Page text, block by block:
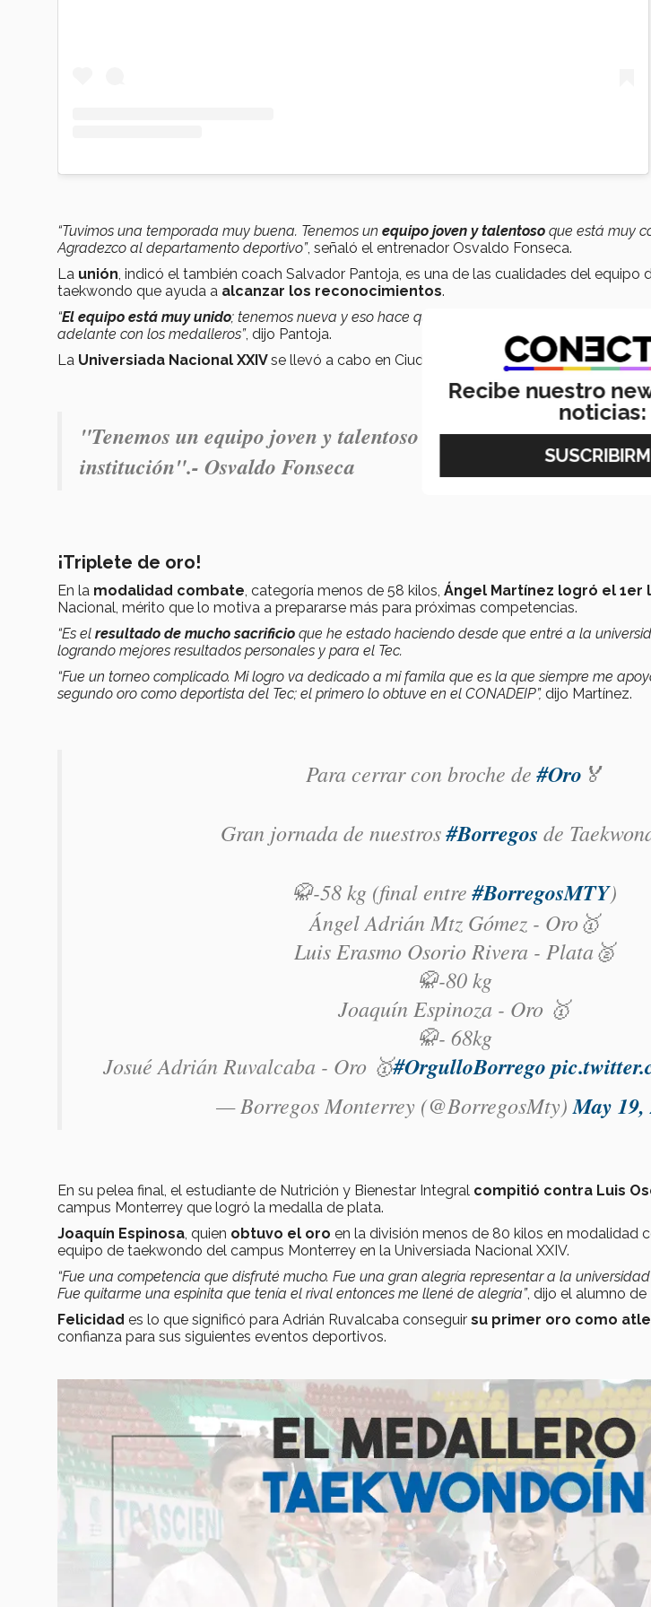
“Tuvimos una temporada muy buena. Tenemos un equipo joven y talentoso que está muy
Agradezco al departamento deportivo”, señaló el entrenador Osvaldo Fonseca.
La unión , indicó el también coach Salvador Pantoja, es una de las cualidades del equipo
taekwondo que ayuda a alcanzar los reconocimientos.
“El equipo está muy unido; tenemos nueva y eso hace que el equipo se sienta un poquito
adelante con los medalleros”, dijo Pantoja.
La Universiada Nacional XXIVse llevó a cabo en Ciudad Juárez, Chihuahua, del 12 de
"Tenemos un equipo joven y talentoso que está muy
institución".- Osvaldo Fonseca
¡Triplete de oro!
En la modalidad combate , categoría menos de 58 kilos, Ángel Martínez logró el 1er
Nacional, mérito que lo motiva a prepararse más para próximas competencias.
“Es el resultado de mucho sacrificio que he estado haciendo desde que entré a la
logrando mejores resultados personales y para el Tec.
“Fue un torneo complicado. Mi logro va dedicado a mi famila que es la que siempre me
segundo oro como deportista del Tec; el primero lo obtuve en el CONADEIP”, dijo Martínez.
Para cerrar con broche de#Oro 🏅
Gran jornada de nuestros#Borregos de
🥋-58 kg (final entre#BorregosMTY)
Ángel Adrián Mtz Gómez - Oro🥇
Luis Erasmo Osorio Rivera - Plata🥈
🥋-80 kg
Joaquín Espinoza - Oro 🥇
🥋- 68kg
Josué Adrián Ruvalcaba - Oro 🥇#OrgulloBorrego
— Borregos Monterrey (@BorregosMty) May 19,
En su pelea final, el estudiante de Nutrición y Bienestar Integral compitió contra Luis
campus Monterrey que logró la medalla de plata.
Joaquín Espinosa , quien obtuvo el oro en la división menos de 80 kilos en modalidad
equipo de taekwondo del campus Monterrey en la Universiada Nacional XXIV.
“Fue una competencia que disfruté mucho. Fue una gran alegría representar a la
Fue quitarme una espinita que tenía el rival entonces me llené de alegría”, dijo el alumno de
Felicidad es lo que significó para Adrián Ruvalcaba conseguir su primer oro como
confianza para sus siguientes eventos deportivos.
Recibe nuestro
noticias: